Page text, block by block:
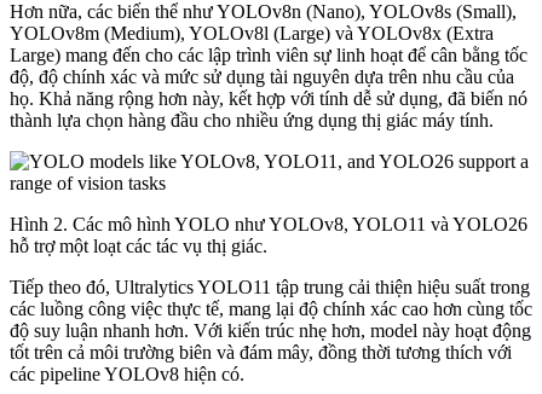
Hơn nữa, các biến thể như YOLOv8n (Nano), YOLOv8s (Small),
YOLOv8m (Medium), YOLOv8l (Large) và YOLOv8x (Extra
Large) mang đến cho các lập trình viên sự linh hoạt để cân bằng tốc
độ, độ chính xác và mức sử dụng tài nguyên dựa trên nhu cầu của
họ. Khả năng rộng hơn này, kết hợp với tính dễ sử dụng, đã biến nó
thành lựa chọn hàng đầu cho nhiều ứng dụng thị giác máy tính.
Hình 2. Các mô hình YOLO như YOLOv8, YOLO11 và YOLO26
hỗ trợ một loạt các tác vụ thị giác.
Tiếp theo đó, Ultralytics YOLO11 tập trung cải thiện hiệu suất trong
các luồng công việc thực tế, mang lại độ chính xác cao hơn cùng tốc
độ suy luận nhanh hơn. Với kiến trúc nhẹ hơn, model này hoạt động
tốt trên cả môi trường biên và đám mây, đồng thời tương thích với
các pipeline YOLOv8 hiện có.